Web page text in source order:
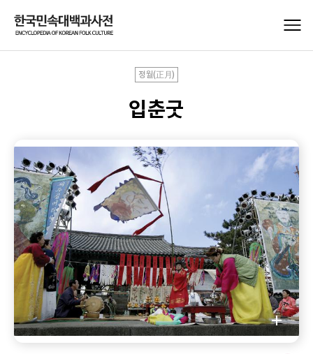
정월(正月)
입춘굿